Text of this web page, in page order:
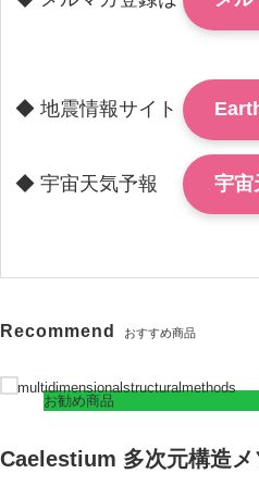
◆ 地震情報サイト
◆ 宇宙天気予報 宇
Recommend おすすめ商品
お勧め商品
Caelestium 多次元構造メ